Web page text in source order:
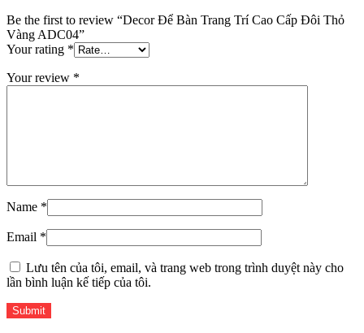
Be the first to review “Decor Để Bàn Trang Trí Cao Cấp Đôi Thỏ
Vàng ADC04”
Your rating *
Your review *
Name *
Email *
Lưu tên của tôi, email, và trang web trong trình duyệt này cho
lần bình luận kế tiếp của tôi.